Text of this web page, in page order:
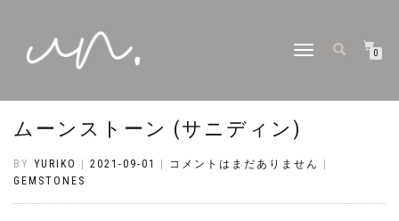
ナ
ョ
ン
り
え
0
ムーンストーン (サニディン)
BY YURIKO 2021-09-01 コメントはまだありません
GEMSTONES